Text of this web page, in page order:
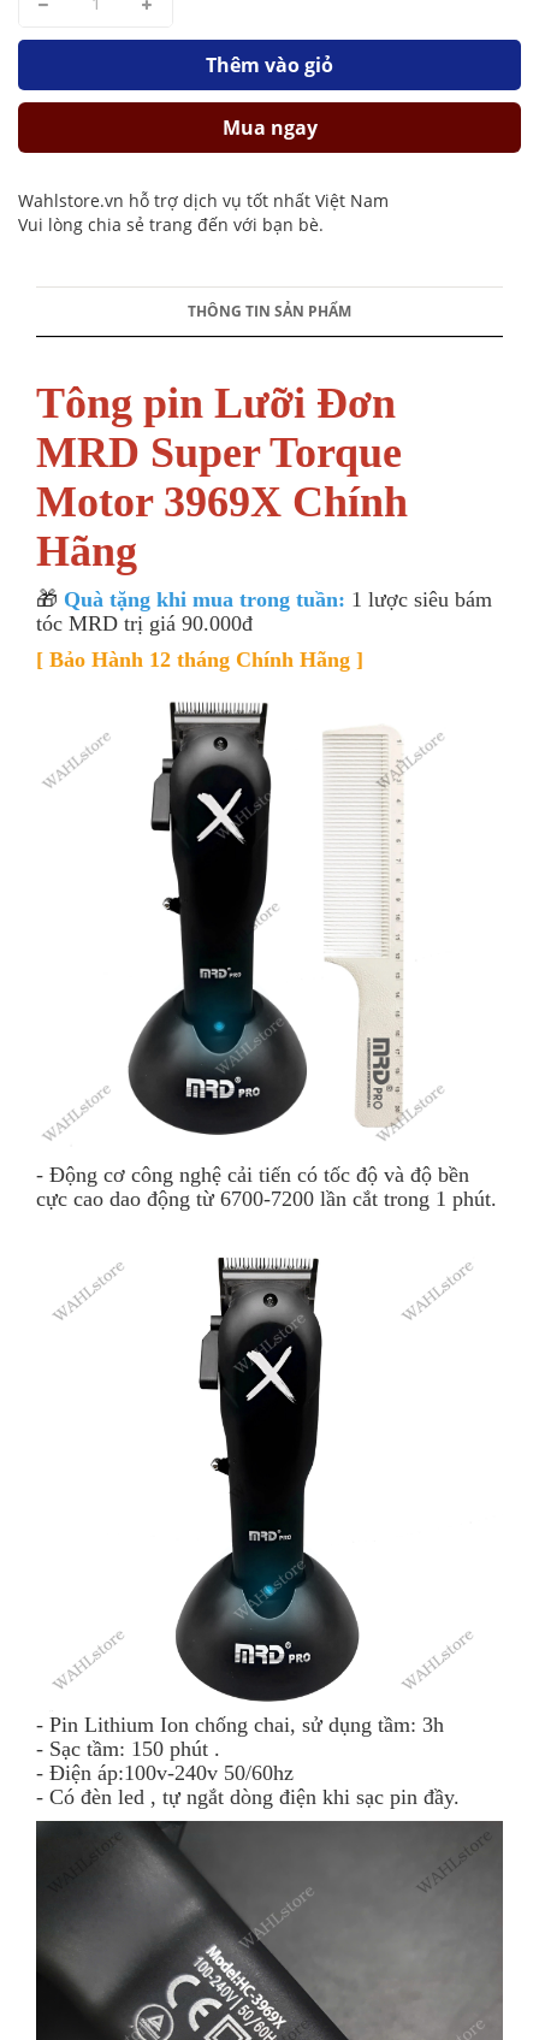
Thêm vào giỏ
Mua ngay
Wahlstore.vn hỗ trợ dịch vụ tốt nhất Việt Nam
Vui lòng chia sẻ trang đến với bạn bè.
THÔNG TIN SẢN PHẨM
Tông pin Lưỡi Đơn
MRD Super Torque
Motor 3969X Chính
Hãng
🎁 Quà tặng khi mua trong tuần: 1 lược siêu bám
tóc MRD trị giá 90.000đ
[ Bảo Hành 12 tháng Chính Hãng ]
- Động cơ công nghệ cải tiến có tốc độ và độ bền
cực cao dao động từ 6700-7200 lần cắt trong 1 phút.
- Pin Lithium Ion chống chai, sử dụng tầm: 3h
- Sạc tầm: 150 phút .
- Điện áp:100v-240v 50/60hz
- Có đèn led , tự ngắt dòng điện khi sạc pin đầy.